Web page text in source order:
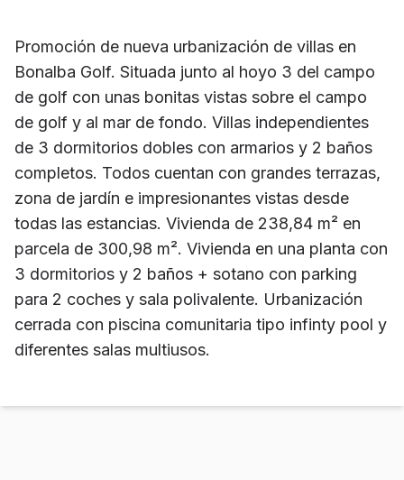
Promoción de nueva urbanización de villas en
Bonalba Golf. Situada junto al hoyo 3 del campo
de golf con unas bonitas vistas sobre el campo
de golf y al mar de fondo. Villas independientes
de 3 dormitorios dobles con armarios y 2 baños
completos. Todos cuentan con grandes terrazas,
zona de jardín e impresionantes vistas desde
todas las estancias. Vivienda de 238,84 m² en
parcela de 300,98 m². Vivienda en una planta con
3 dormitorios y 2 baños + sotano con parking
para 2 coches y sala polivalente. Urbanización
cerrada con piscina comunitaria tipo infinty pool y
diferentes salas multiusos.